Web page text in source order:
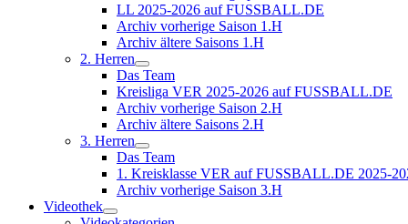
LL 2025-2026 auf FUSSBALL.DE
Archiv vorherige Saison 1.H
Archiv ältere Saisons 1.H
2. Herren
Das Team
Kreisliga VER 2025-2026 auf FUSSBALL.DE
Archiv vorherige Saison 2.H
Archiv ältere Saisons 2.H
3. Herren
Das Team
1. Kreisklasse VER auf FUSSBALL.DE 2025-
Archiv vorherige Saison 3.H
Videothek